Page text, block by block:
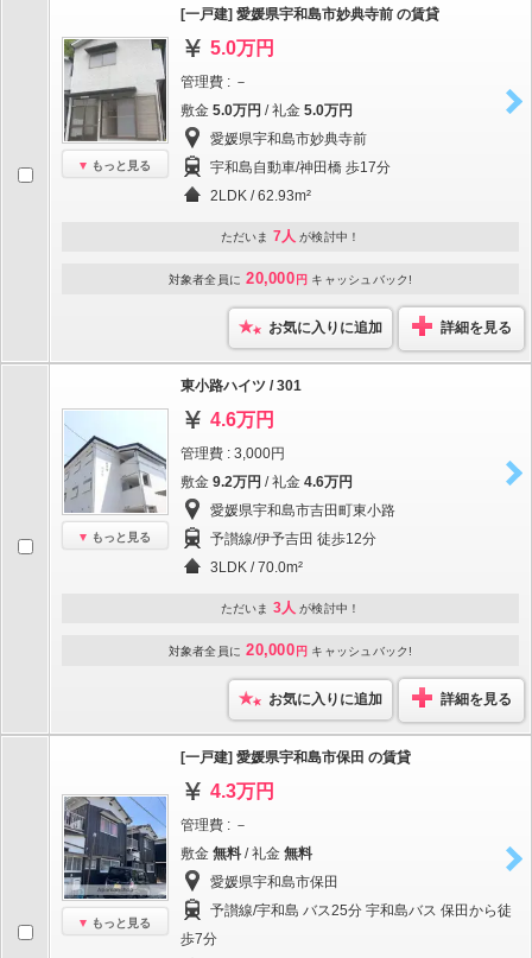
もっと見る
[一戸建] 愛媛県宇和島市妙典寺前 の賃貸
5.0万円
管理費 : －
敷金 5.0万円 / 礼金 5.0万円
愛媛県宇和島市妙典寺前
宇和島自動車/神田橋 歩17分
2LDK / 62.93m²
ただいま 7人 が検討中！
対象者全員に 20,000 円 キャッシュバック!
お気に入りに追加 詳細を見る
もっと見る
東小路ハイツ / 301
4.6万円
管理費 : 3,000円
敷金 9.2万円 / 礼金 4.6万円
愛媛県宇和島市吉田町東小路
予讃線/伊予吉田 徒歩12分
3LDK / 70.0m²
ただいま 3人 が検討中！
対象者全員に 20,000 円 キャッシュバック!
お気に入りに追加 詳細を見る
もっと見る
[一戸建] 愛媛県宇和島市保田 の賃貸
4.3万円
管理費 : －
敷金 無料 / 礼金 無料
愛媛県宇和島市保田
予讃線/宇和島 バス25分 宇和島バス 保田から徒
歩7分